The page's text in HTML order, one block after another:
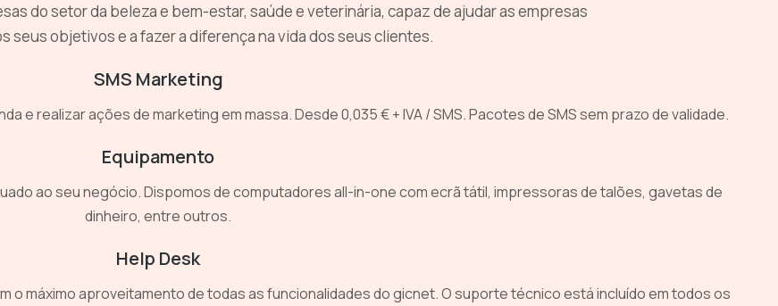
do setor da beleza e bem-estar, saúde e veterinária, capaz de ajudar as empresas
seus objetivos e a fazer a diferença na vida dos seus clientes.
SMS Marketing
e realizar ações de marketing em massa. Desde 0,035 € + IVA / SMS. Pacotes de SMS sem prazo de validade.
Equipamento
ao seu negócio. Dispomos de computadores all-in-one com ecrã tátil, impressoras de talões, gavetas de
dinheiro, entre outros.
Help Desk
o máximo aproveitamento de todas as funcionalidades do gicnet. O suporte técnico está incluído em todos os